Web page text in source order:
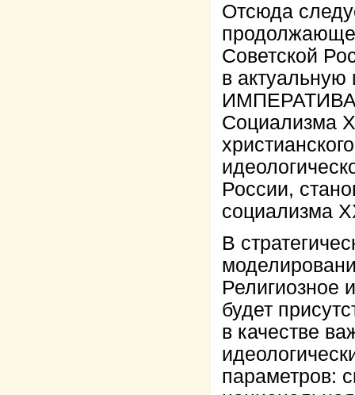
Отсюда
Советской
в
ИМПЕРАТИВА
Социализма
России,
социализма
В
Религиозное
будет
в качестве
параметров: